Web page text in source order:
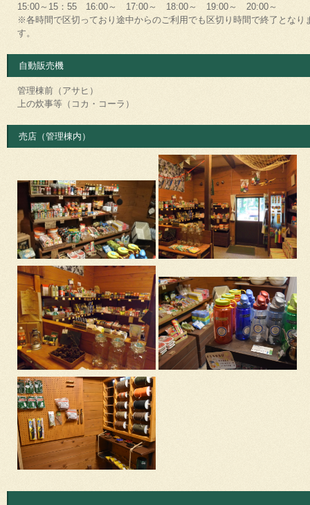
15:00～15：55 16:00～ 17:00～ 18:00～ 19:00～ 20:00～
※各時間で区切っており途中からのご利用でも区切り時間で終了となり
す。
自動販売機
管理棟前（アサヒ）
上の炊事等（コカ・コーラ）
売店（管理棟内）